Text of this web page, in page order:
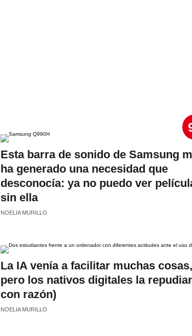
Esta barra de sonido de Samsung
ha generado una necesidad que
desconocía: ya no puedo ver
sin ella
NOELIA MURILLO
La IA venía a facilitar muchas cosas,
pero los nativos digitales la
con razón)
NOELIA MURILLO